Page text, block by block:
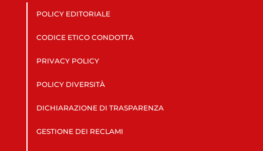
POLICY EDITORIALE
CODICE ETICO CONDOTTA
PRIVACY POLICY
POLICY DIVERSITÀ
DICHIARAZIONE DI TRASPARENZA
GESTIONE DEI RECLAMI